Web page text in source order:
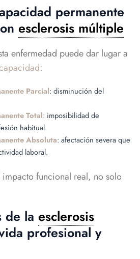
permanente
esclerosis múltiple
enfermedad puede dar lugar a
:
Parcial: disminución del
Total: imposibilidad de
habitual.
Absoluta: afectación severa que
laboral.
funcional real, no solo
de la esclerosis
profesional y